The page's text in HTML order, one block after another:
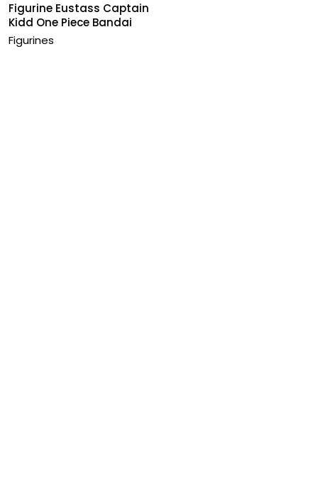
Figurine Eustass Captain
Kidd One Piece Bandai
Ich...
Figurines